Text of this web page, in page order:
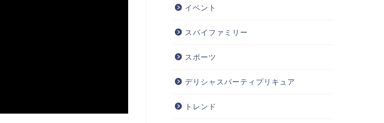
イベント
スパイファミリー
スポーツ
デリシャスパーティプリキュア
トレンド